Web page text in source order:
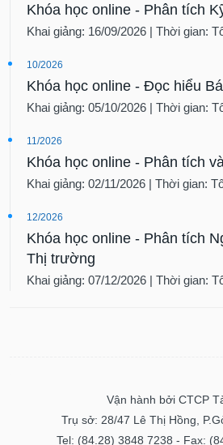
Khóa học online - Phân tích
Khai giảng: 16/09/2026 | Thời gian:
10/2026
Khóa học online - Đọc hiểu
Khai giảng: 05/10/2026 | Thời gian:
11/2026
Khóa học online - Phân tích
Khai giảng: 02/11/2026 | Thời gian:
12/2026
Khóa học online - Phân tích
Thị trường
Khai giảng: 07/12/2026 | Thời gian:
Vận hành bởi CTCP
Trụ sở: 28/47 Lê Thị Hồng,
Tel: (84.28) 3848 7238 - Fax: